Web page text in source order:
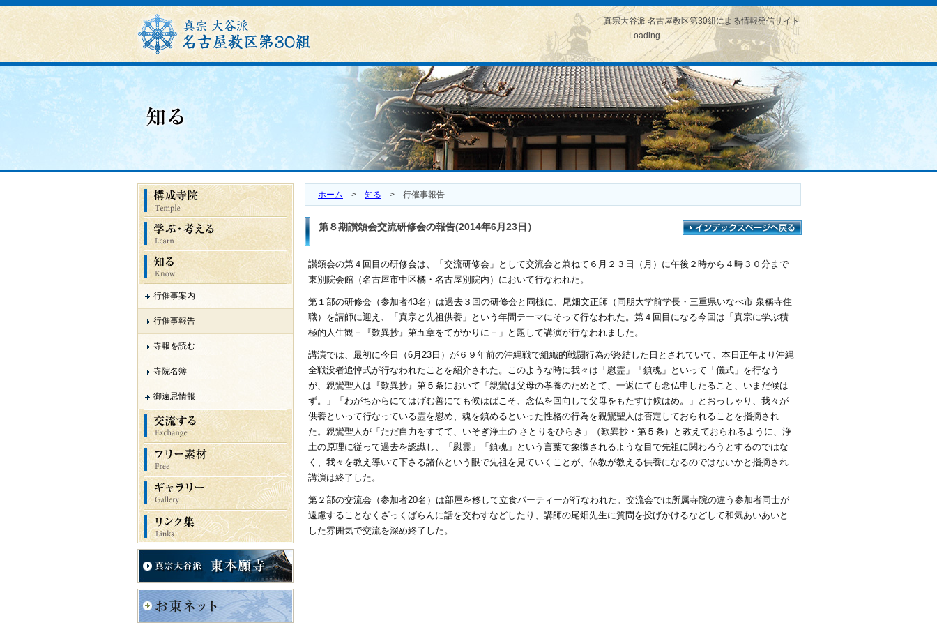
真宗大谷派 名古屋教区第30組による情報発信サイト
Loading
ホーム > 知る > 行催事報告
第８期讃頌会交流研修会の報告(2014年6月23日）
讃頌会の第４回目の研修会は、「交流研修会」として交流会と兼ねて６月２３日（月）に午後２時から４時３０分まで
東別院会館（名古屋市中区橘・名古屋別院内）において行なわれた。
第１部の研修会（参加者43名）は過去３回の研修会と同様に、尾畑文正師（同朋大学前学長・三重県いなべ市 泉稱寺住
職）を講師に迎え、「真宗と先祖供養」という年間テーマにそって行なわれた。第４回目になる今回は「真宗に学ぶ積
極的人生観－『歎異抄』第五章をてがかりに－」と題して講演が行なわれました。
講演では、最初に今日（6月23日）が６９年前の沖縄戦で組織的戦闘行為が終結した日とされていて、本日正午より沖縄
全戦没者追悼式が行なわれたことを紹介された。このような時に我々は「慰霊」「鎮魂」といって「儀式」を行なう
が、親鸞聖人は『歎異抄』第５条において「親鸞は父母の孝養のためとて、一返にても念仏申したること、いまだ候は
ず。」「わがちからにてはげむ善にても候はばこそ、念仏を回向して父母をもたすけ候はめ。」とおっしゃり、我々が
供養といって行なっている霊を慰め、魂を鎮めるといった性格の行為を親鸞聖人は否定しておられることを指摘され
た。親鸞聖人が「ただ自力をすてて、いそぎ浄土の さとりをひらき」（歎異抄・第５条）と教えておられるように、浄
土の原理に従って過去を認識し、「慰霊」「鎮魂」という言葉で象徴されるような目で先祖に関わろうとするのではな
く、我々を教え導いて下さる諸仏という眼で先祖を見ていくことが、仏教が教える供養になるのではないかと指摘され
講演は終了した。
第２部の交流会（参加者20名）は部屋を移して立食パーティーが行なわれた。交流会では所属寺院の違う参加者同士が
遠慮することなくざっくばらんに話を交わすなどしたり、講師の尾畑先生に質問を投げかけるなどして和気あいあいと
した雰囲気で交流を深め終了した。
行催事案内
行催事報告
寺報を読む
寺院名簿
御遠忌情報